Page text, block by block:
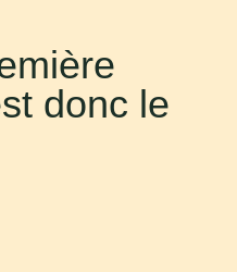
donc le